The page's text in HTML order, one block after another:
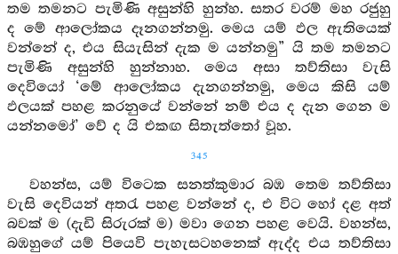
තම තමනට පැමිණි අසුන්හි හුන්හ. සතර වරම් මහ රජුහු
ද මේ ආලෝකය දෑනගන්නමු. මෙය යම් ඵල ඇතියෙක්
වන්නේ ද, එය සියැසින් දැක ම යන්නමු” යි තම තමනට
පැමිණි අසුන්හි හුන්නාහ. මෙය අසා තව්තිසා වැසි
දෙවියෝ ‘මේ ආලෝකය දැනගන්නමු, මෙය කිසි යම්
ඵලයක් පහළ කරනුයේ වන්නේ නම් එය ද දැන ගෙන ම
යන්නමෝ’ වේ ද යි එකඟ සිතැත්තෝ වූහ.
345
වහන්ස, යම් විටෙක සනත්කුමාර බඹ තෙම තව්තිසා
වැසි දෙවියන් අතරැ පහළ වන්නේ ද, එ විට හෝ දළ අත්
බවක් ම (දැඩි සිරුරක් ම) මවා ගෙන පහළ වෙයි. වහන්ස,
බඹහුගේ යම් පියෙවි පැහැසටහනෙක් ඇද්ද එය තව්තිසා